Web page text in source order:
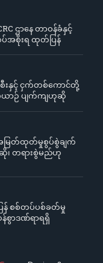
ဌာနေ တာဝန်ခံနှင့်
အစိုးရ ထုတ်ပြန်
နှင့် ငှက်တစ်ကောင်တို့
ယာဉ် ပျက်ကျဟုဆို
အမြတ်ထုတ်မှုစွပ်စွဲချက်
းဆို၊ တရားစွဲမည်ဟု
န် စစ်တပ်ပစ်ခတ်မှု
စွာဒဏ်ရာရရှိ